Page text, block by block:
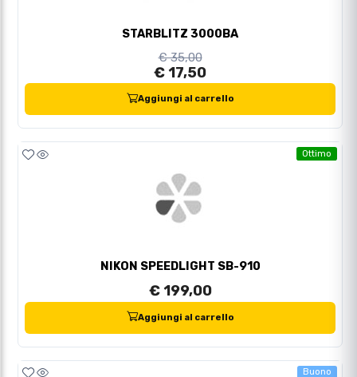
STARBLITZ 3000BA
€ 35,00
€ 17,50
Aggiungi al carrello
Ottimo
NIKON SPEEDLIGHT SB-910
€ 199,00
Aggiungi al carrello
Buono